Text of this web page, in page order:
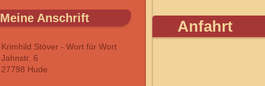
Anfahrt
Meine Anschrift
Krimhild Stöver - Wort für Wort
Jahnstr. 6
27798 Hude